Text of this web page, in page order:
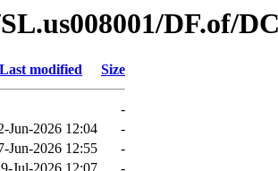
DF.of/
Last modified Size
-
Jun-2026 12:04
-
Jun-2026 12:55
-